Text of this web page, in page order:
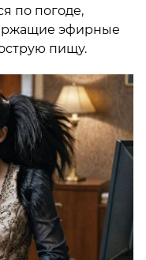
по погоде,
эфирные
пищу.